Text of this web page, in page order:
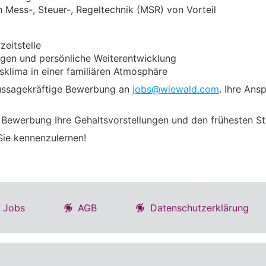
Mess-, Steuer-, Regeltechnik (MSR) von Vorteil
und persönliche Weiterentwicklung
in einer familiären Atmosphäre
Bewerbung an jobs@wiewald.com. Ihre
Ihre Gehaltsvorstellungen und den frühesten
kennenzulernen!
Jobs AGB Datenschutzerklärung